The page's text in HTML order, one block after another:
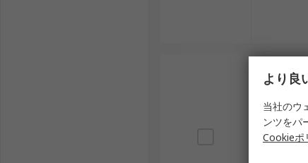
DIYやホビー：プラスチック製ケーブルグラ
ケーブルグランドは、国内外の信頼できるメーカー
RS PRO：多様な用途に対応するラインナップ
Lapp：ドイツの企業で、ケーブルアクセサリ
より良
当社のウ
ンツをパ
Cookieポ